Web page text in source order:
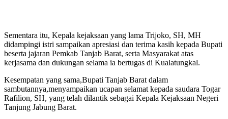
Sementara itu, Kepala kejaksaan yang lama Trijoko, SH, MH
didampingi istri sampaikan apresiasi dan terima kasih kepada Bupati
beserta jajaran Pemkab Tanjab Barat, serta Masyarakat atas
kerjasama dan dukungan selama ia bertugas di Kualatungkal.
Kesempatan yang sama,Bupati Tanjab Barat dalam
sambutannya,menyampaikan ucapan selamat kepada saudara Togar
Rafilion, SH, yang telah dilantik sebagai Kepala Kejaksaan Negeri
Tanjung Jabung Barat.